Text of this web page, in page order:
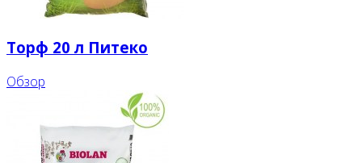
Торф 20 л Питеко
Обзор